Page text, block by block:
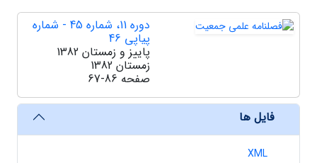
دوره 11، شماره 45 - شماره
پیاپی 46
پاییز و زمستان 1382
زمستان 1382
صفحه 67-86
فایل ها
XML